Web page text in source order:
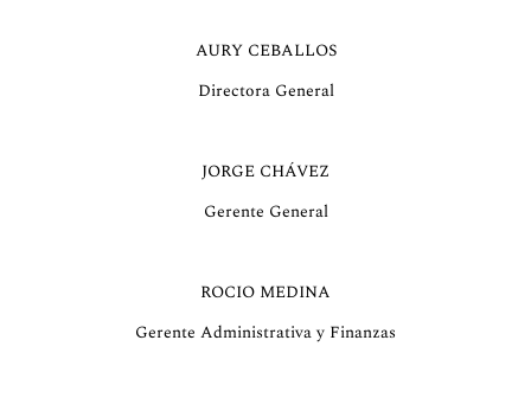
AURY CEBALLOS
Directora General
JORGE CHÁVEZ
Gerente General
ROCIO MEDINA
Gerente Administrativa y Finanzas